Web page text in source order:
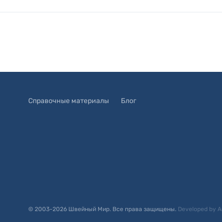
Справочные материалы Блог
© 2003-2026 Швейный Мир. Все права защищены. Developed by